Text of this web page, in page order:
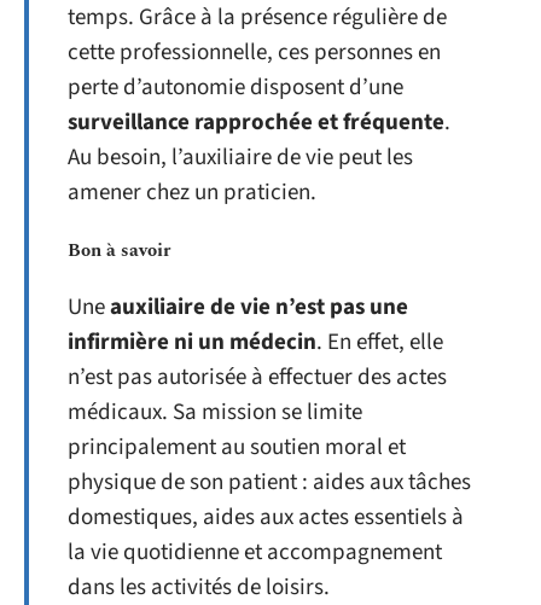
temps. Grâce à la présence régulière de
cette professionnelle, ces personnes en
perte d’autonomie disposent d’une
surveillance rapprochée et fréquente.
Au besoin, l’auxiliaire de vie peut les
amener chez un praticien.
Bon à savoir
Uneauxiliaire de vie n’est pas une
infirmière ni un médecin. En effet, elle
n’est pas autorisée à effectuer des actes
médicaux. Sa mission se limite
principalement au soutien moral et
physique de son patient : aides aux tâches
domestiques, aides aux actes essentiels à
la vie quotidienne et accompagnement
dans les activités de loisirs.